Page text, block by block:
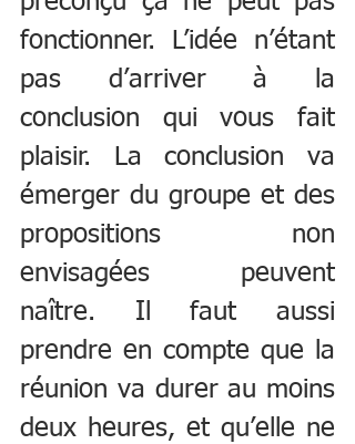
fonctionner. L’idée n’étant
pas d’arriver à la
conclusion qui vous fait
plaisir. La conclusion va
émerger du groupe et des
propositions non
envisagées peuvent
naître. Il faut aussi
prendre en compte que la
réunion va durer au moins
deux heures, et qu’elle ne